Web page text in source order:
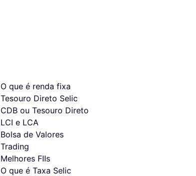
O que é renda fixa
Tesouro Direto Selic
CDB ou Tesouro Direto
LCI e LCA
Bolsa de Valores
Trading
Melhores FIIs
O que é Taxa Selic